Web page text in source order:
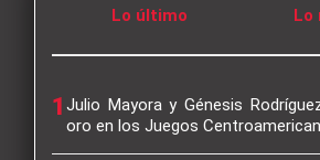
Lo último Lo
1Julio Mayora y Génesis
oro en los Juegos